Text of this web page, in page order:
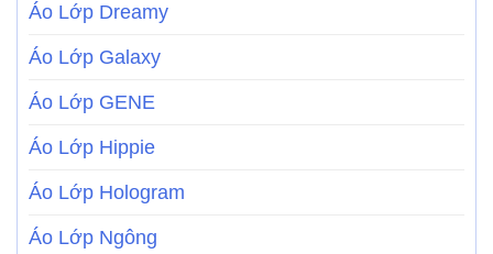
Áo Lớp Dreamy
Áo Lớp Galaxy
Áo Lớp GENE
Áo Lớp Hippie
Áo Lớp Hologram
Áo Lớp Ngông